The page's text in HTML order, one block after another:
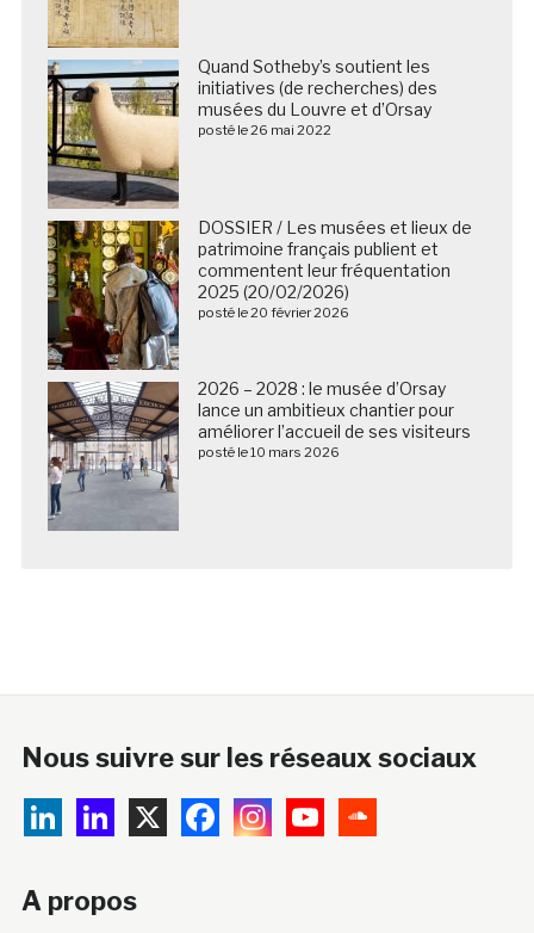
Quand Sotheby’s soutient les
initiatives (de recherches) des
musées du Louvre et d’Orsay
posté le 26 mai 2022
DOSSIER / Les musées et lieux de
patrimoine français publient et
commentent leur fréquentation
2025 (20/02/2026)
posté le 20 février 2026
2026 – 2028 : le musée d’Orsay
lance un ambitieux chantier pour
améliorer l’accueil de ses visiteurs
posté le 10 mars 2026
Nous suivre sur les réseaux sociaux
A propos